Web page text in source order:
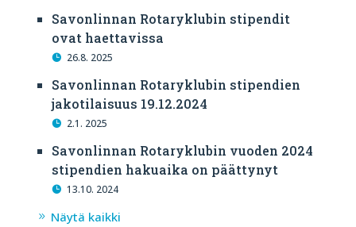
Savonlinnan Rotaryklubin stipendit
ovat haettavissa
26.8. 2025
Savonlinnan Rotaryklubin stipendien
jakotilaisuus 19.12.2024
2.1. 2025
Savonlinnan Rotaryklubin vuoden 2024
stipendien hakuaika on päättynyt
13.10. 2024
Näytä kaikki